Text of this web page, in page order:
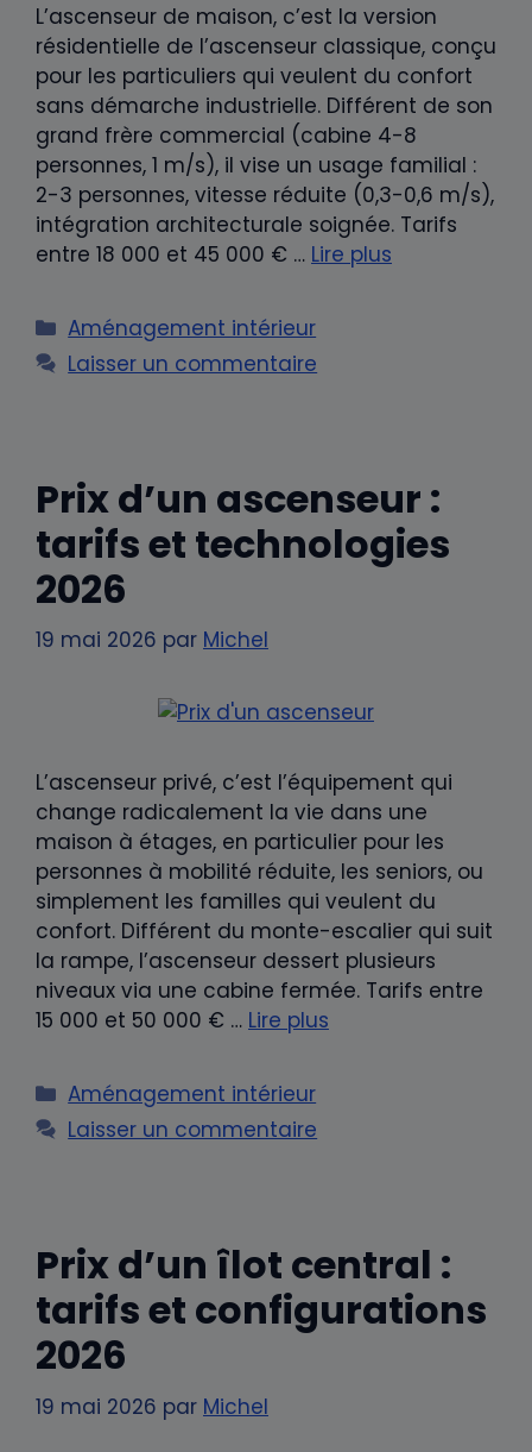
L’ascenseur de maison, c’est la version
résidentielle de l’ascenseur classique, conçu
pour les particuliers qui veulent du confort
sans démarche industrielle. Différent de son
grand frère commercial (cabine 4-8
personnes, 1 m/s), il vise un usage familial :
2-3 personnes, vitesse réduite (0,3-0,6 m/s),
intégration architecturale soignée. Tarifs
entre 18 000 et 45 000 € … Lire plus
Catégories
Aménagement intérieur
Laisser un commentaire
Prix d’un ascenseur :
tarifs et technologies
2026
19 mai 2026 par Michel
L’ascenseur privé, c’est l’équipement qui
change radicalement la vie dans une
maison à étages, en particulier pour les
personnes à mobilité réduite, les seniors, ou
simplement les familles qui veulent du
confort. Différent du monte-escalier qui suit
la rampe, l’ascenseur dessert plusieurs
niveaux via une cabine fermée. Tarifs entre
15 000 et 50 000 € … Lire plus
Catégories
Aménagement intérieur
Laisser un commentaire
Prix d’un îlot central :
tarifs et configurations
2026
19 mai 2026 par Michel